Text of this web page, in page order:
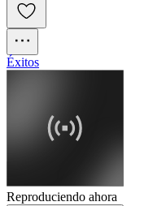
Éxitos
Reproduciendo ahora